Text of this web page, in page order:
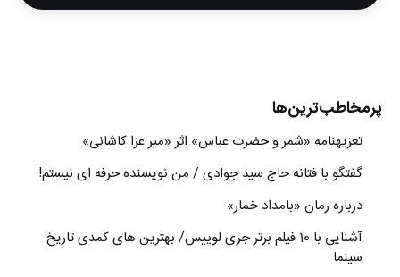
پرمخاطب‌ترین‌ها
تعزیه‎نامه‏ «شمر و حضرت عباس» اثر «میر عزا کاشانی»
گفتگو با فتانه حاج سید جوادی / من نویسنده حرفه ای نیستم!
درباره رمان «بامداد خمار»
آشنایی با 10 فیلم برتر جری لوییس/ بهترین های کمدی تاریخ
سینما